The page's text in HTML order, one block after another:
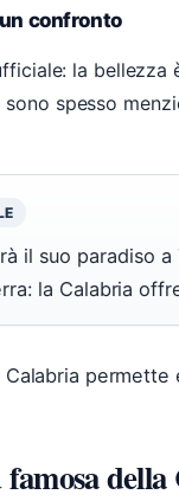
confronto
la
spesso
il suo paradiso
la Calabria
Calabria